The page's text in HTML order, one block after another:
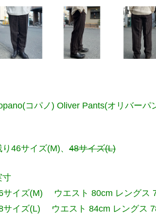
コパノ) Oliver Pants(オリバーパ
り46サイズ(M)、 48サイズ(L)
寸
サイズ(M) ウエスト 80cm レングス
サイズ(L) ウエスト 84cm レングス